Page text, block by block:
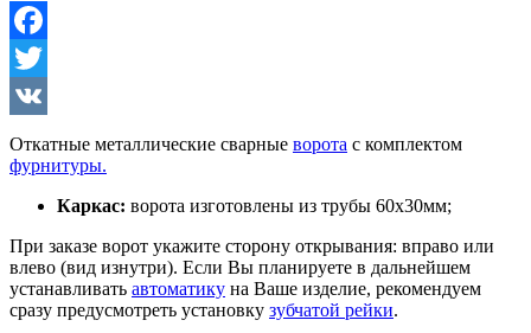
Facebook
Twitter
VK
Откатные металлические сварные ворота с комплектом
фурнитуры.
Каркас: ворота изготовлены из трубы 60х30мм;
При заказе ворот укажите сторону открывания: вправо или
влево (вид изнутри). Если Вы планируете в дальнейшем
устанавливать автоматику на Ваше изделие, рекомендуем
сразу предусмотреть установку зубчатой рейки.